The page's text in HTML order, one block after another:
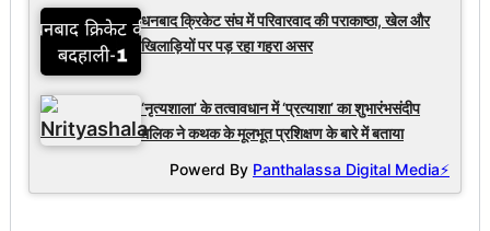
धनबाद क्रिकेट संघ में परिवारवाद की पराकाष्ठा, खेल और
खिलाड़ियों पर पड़ रहा गहरा असर
‘नृत्यशाला’ के तत्वावधान में ‘प्रत्याशा’ का शुभारंभसंदीप
मलिक ने कथक के मूलभूत प्रशिक्षण के बारे में बताया
Powerd By Panthalassa Digital Media⚡